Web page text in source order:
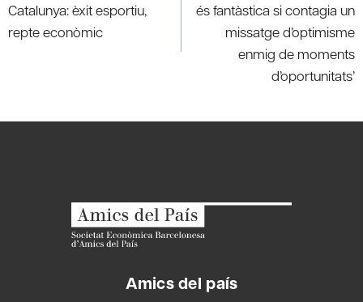
Catalunya: èxit esportiu,
repte econòmic
és fantàstica si contagia un
missatge d’optimisme
enmig de moments
d’oportunitats’
Amics del país